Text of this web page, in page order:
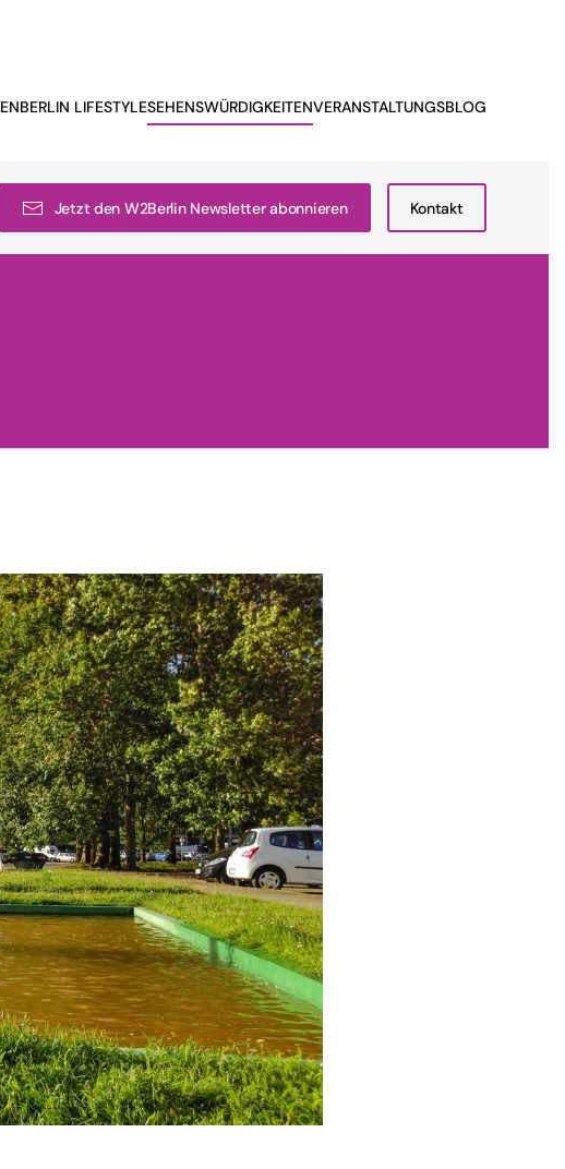
BERLIN LIFESTYLESEHENSWÜRDIGKEITENVERANSTALTUNGSBLOG
Jetzt den W2Berlin Newsletter abonnieren Kontakt